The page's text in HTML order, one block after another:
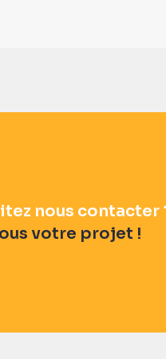
nous contacter
votre projet !